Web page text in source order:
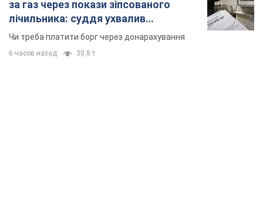
за газ через покази зіпсованого
лічильника: суддя ухвалив
неочікуване рішення
Чи треба платити борг через донарахування
6 часов назад 30,8 т.